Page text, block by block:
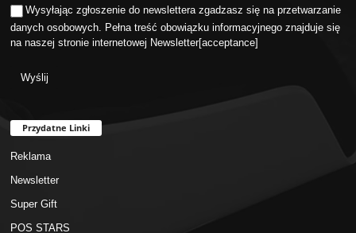
Wysyłając zgłoszenie do newslettera zgadzasz się na przetwarzanie
danych osobowych. Pełna treść obowiązku informacyjnego znajduje się
na naszej stronie internetowej Newsletter[acceptance]
Przydatne Linki
Reklama
Newsletter
Super Gift
POS STARS